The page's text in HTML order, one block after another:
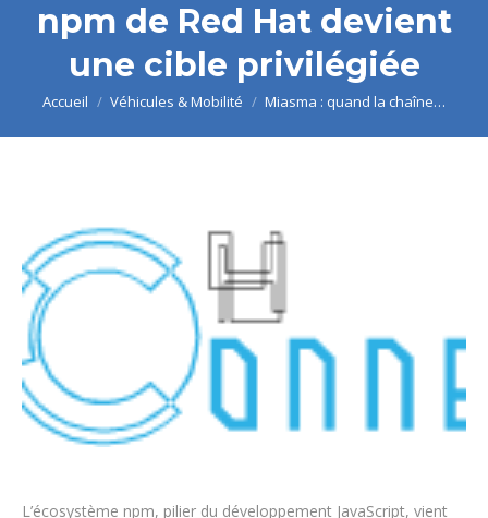
npm de Red Hat devient
une cible privilégiée
Vous êtes ici :
Accueil Véhicules & Mobilité Miasma : quand la chaîne…
L’écosystème npm, pilier du développement JavaScript, vient